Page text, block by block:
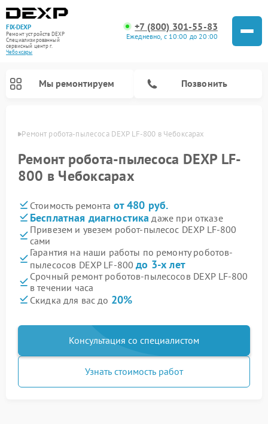
FIX-DEXP
Ремонт устройств DEXP
Специализированный
cервисный центр г.
Чебоксары
+7 (800) 301-55-83
Ежедневно, с 10:00 до 20:00
Мы ремонтируем Позвонить
Ремонт робота-пылесоса DEXP LF-800 в Чебоксарах
Ремонт робота-пылесоса DEXP LF-
800 в Чебоксарах
Стоимость ремонта от 480 руб.
Бесплатная диагностика даже при отказе
Привезем и увезем робот-пылесос DEXP LF-800
сами
Гарантия на наши работы по ремонту роботов-
пылесосов DEXP LF-800до 3-х лет
Срочный ремонт роботов-пылесосов DEXP LF-800
в течении часа
Скидка для вас до 20%
Консультация со специалистом
Узнать стоимость работ